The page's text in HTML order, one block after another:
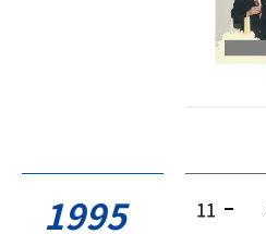
1995 11